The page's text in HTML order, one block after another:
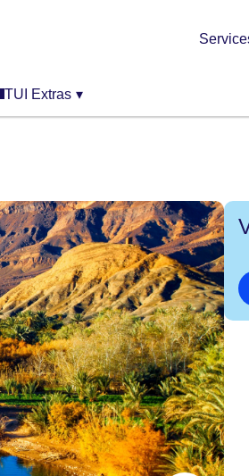
TUI Extras ▾